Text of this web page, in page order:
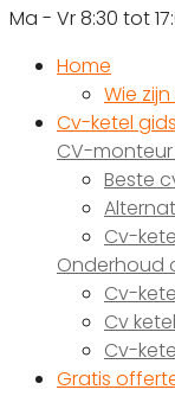
Ma - Vr 8:30 tot
Home
Wie zijn
Cv-ketel gids
CV-
Beste
Cv-
Onderhoud
Cv-
Cv
Cv-
Gratis